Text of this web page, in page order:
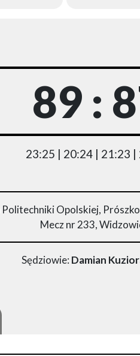
89 :
23:25 | 20:24 | 21:23 |
Opolskiej,
Mecz nr 233,
Sędziowie: Damian